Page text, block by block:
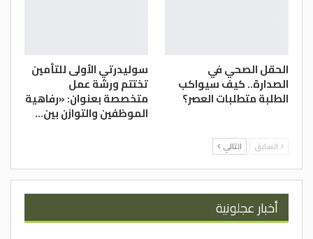
الحقل الصحي في
الصدارة.. كيف سيواكب
الطلبة متطلبات العصر؟
سوليدرتي الأولى للتأمين
تختتم ورشة عمل
متخصصة بعنوان: «رفاهية
الموظفين والتوازن بين…
السابق التالي
أخبار عجلونية